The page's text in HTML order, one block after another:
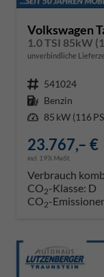
Volkswagen
1.0 TSI 85kW
unverbindliche
Fahrzeugnr. 541024
Kraftstoff Benzin
Leistung 85 kW (116
23.767,– €
incl. 19% MwSt.
Verbrauch
CO2-Klasse: D
CO2-